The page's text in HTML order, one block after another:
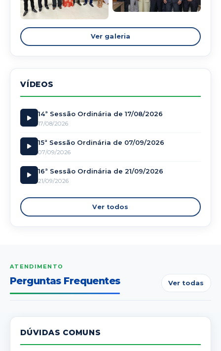
Ver galeria
VÍDEOS
14ª Sessão Ordinária de 17/08/2026
17/08/2026
15ª Sessão Ordinária de 07/09/2026
07/09/2026
16ª Sessão Ordinária de 21/09/2026
21/09/2026
Ver todos
ATENDIMENTO
Perguntas Frequentes Ver todas
DÚVIDAS COMUNS